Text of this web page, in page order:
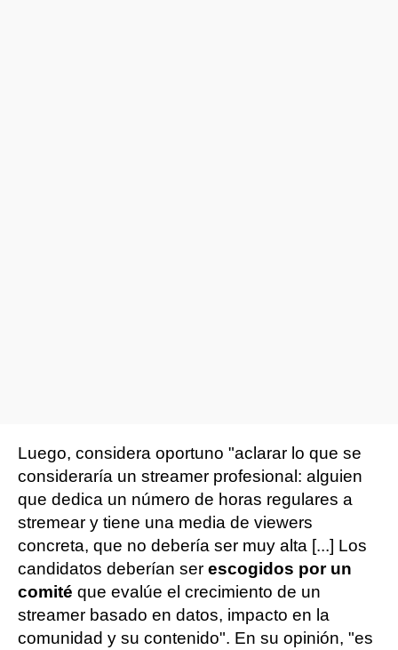
Luego, considera oportuno "aclarar lo que se
consideraría un streamer profesional: alguien
que dedica un número de horas regulares a
stremear y tiene una media de viewers
concreta, que no debería ser muy alta [...] Los
candidatos deberían ser escogidos por un
comité que evalúe el crecimiento de un
streamer basado en datos, impacto en la
comunidad y su contenido". En su opinión, "es